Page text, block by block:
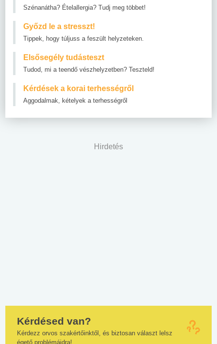
Szénanátha? Ételallergia? Tudj meg többet!
Győzd le a stresszt!
Tippek, hogy túljuss a feszült helyzeteken.
Elsősegély tudásteszt
Tudod, mi a teendő vészhelyzetben? Teszteld!
Kérdések a korai terhességről
Aggodalmak, kételyek a terhességről
Hirdetés
Kérdésed van?
Kérdezz orvos szakértőinktől, és biztosan választ lelsz
égető problémáidra!